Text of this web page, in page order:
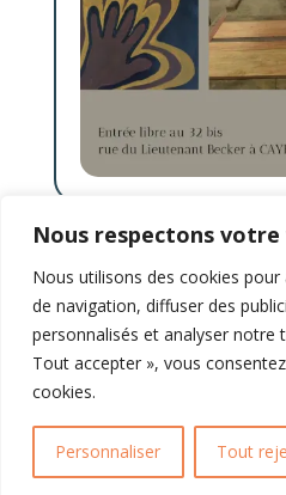
Nous respectons votre
Nous utilisons des cookies
de navigation, diffuser des
personnalisés et analyser notre
Tout accepter », vous
cookies.
Personnaliser Tout
Copyright 2023
Réalisation K’Média– 06